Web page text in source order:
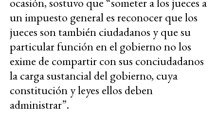
un impuesto general es reconocer que los
jueces son también ciudadanos y que su
particular función en el gobierno no los
exime de compartir con sus conciudadanos
la carga sustancial del gobierno, cuya
constitución y leyes ellos deben
administrar”.